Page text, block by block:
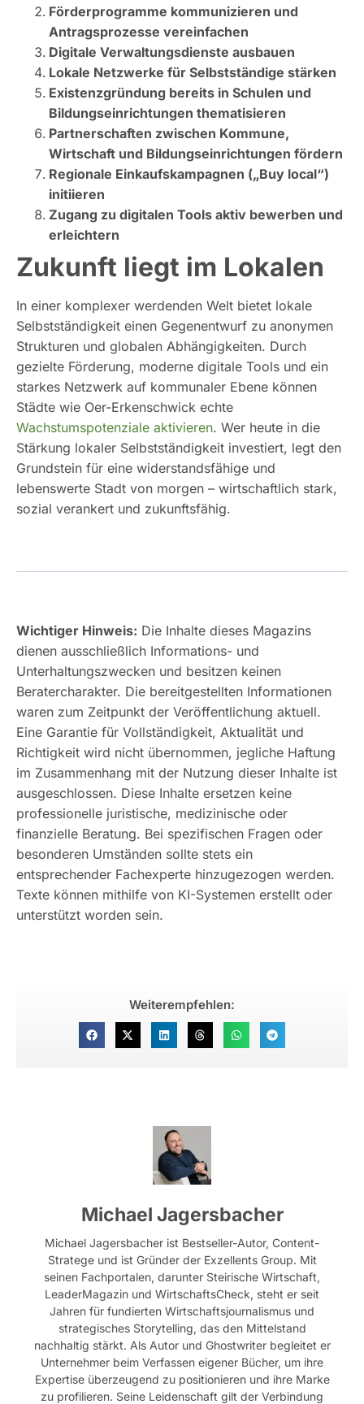
Förderprogramme kommunizieren und
Antragsprozesse vereinfachen
Digitale Verwaltungsdienste ausbauen
Lokale Netzwerke für Selbstständige stärken
Existenzgründung bereits in Schulen und
Bildungseinrichtungen thematisieren
Partnerschaften zwischen Kommune,
Wirtschaft und Bildungseinrichtungen fördern
Regionale Einkaufskampagnen („Buy local“)
initiieren
Zugang zu digitalen Tools aktiv bewerben und
erleichtern
Zukunft liegt im Lokalen
In einer komplexer werdenden Welt bietet lokale
Selbstständigkeit einen Gegenentwurf zu anonymen
Strukturen und globalen Abhängigkeiten. Durch
gezielte Förderung, moderne digitale Tools und ein
starkes Netzwerk auf kommunaler Ebene können
Städte wie Oer-Erkenschwick echte
Wachstumspotenziale aktivieren. Wer heute in die
Stärkung lokaler Selbstständigkeit investiert, legt den
Grundstein für eine widerstandsfähige und
lebenswerte Stadt von morgen – wirtschaftlich stark,
sozial verankert und zukunftsfähig.
Wichtiger Hinweis: Die Inhalte dieses Magazins
dienen ausschließlich Informations- und
Unterhaltungszwecken und besitzen keinen
Beratercharakter. Die bereitgestellten Informationen
waren zum Zeitpunkt der Veröffentlichung aktuell.
Eine Garantie für Vollständigkeit, Aktualität und
Richtigkeit wird nicht übernommen, jegliche Haftung
im Zusammenhang mit der Nutzung dieser Inhalte ist
ausgeschlossen. Diese Inhalte ersetzen keine
professionelle juristische, medizinische oder
finanzielle Beratung. Bei spezifischen Fragen oder
besonderen Umständen sollte stets ein
entsprechender Fachexperte hinzugezogen werden.
Texte können mithilfe von KI-Systemen erstellt oder
unterstützt worden sein.
Weiterempfehlen:
Michael Jagersbacher
Michael Jagersbacher ist Bestseller-Autor, Content-
Stratege und ist Gründer der Exzellents Group. Mit
seinen Fachportalen, darunter Steirische Wirtschaft,
LeaderMagazin und WirtschaftsCheck, steht er seit
Jahren für fundierten Wirtschaftsjournalismus und
strategisches Storytelling, das den Mittelstand
nachhaltig stärkt. Als Autor und Ghostwriter begleitet er
Unternehmer beim Verfassen eigener Bücher, um ihre
Expertise überzeugend zu positionieren und ihre Marke
zu profilieren. Seine Leidenschaft gilt der Verbindung